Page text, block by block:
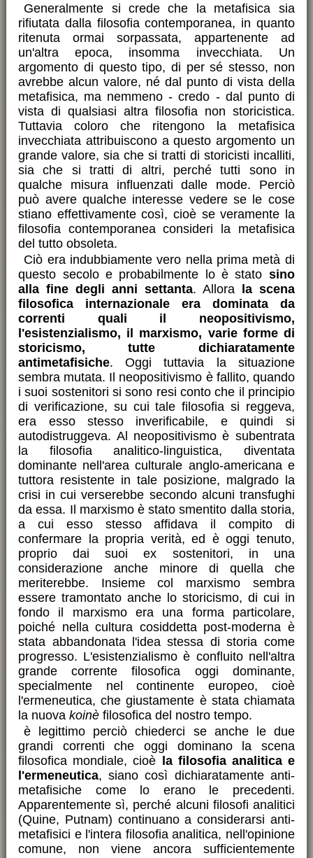
Generalmente si crede che la metafisica sia
rifiutata dalla filosofia contemporanea, in quanto
ritenuta ormai sorpassata, appartenente ad
un'altra epoca, insomma invecchiata. Un
argomento di questo tipo, di per sé stesso, non
avrebbe alcun valore, né dal punto di vista della
metafisica, ma nemmeno - credo - dal punto di
vista di qualsiasi altra filosofia non storicistica.
Tuttavia coloro che ritengono la metafisica
invecchiata attribuiscono a questo argomento un
grande valore, sia che si tratti di storicisti incalliti,
sia che si tratti di altri, perché tutti sono in
qualche misura influenzati dalle mode. Perciò
può avere qualche interesse vedere se le cose
stiano effettivamente così, cioè se veramente la
filosofia contemporanea consideri la metafisica
del tutto obsoleta.
Ciò era indubbiamente vero nella prima metà di
questo secolo e probabilmente lo è stato sino
alla fine degli anni settanta. Allora la scena
filosofica internazionale era dominata da
correnti quali il neopositivismo,
l'esistenzialismo, il marxismo, varie forme di
storicismo, tutte dichiaratamente
antimetafisiche. Oggi tuttavia la situazione
sembra mutata. Il neopositivismo è fallito, quando
i suoi sostenitori si sono resi conto che il principio
di verificazione, su cui tale filosofia si reggeva,
era esso stesso inverificabile, e quindi si
autodistruggeva. Al neopositivismo è subentrata
la filosofia analitico-linguistica, diventata
dominante nell'area culturale anglo-americana e
tuttora resistente in tale posizione, malgrado la
crisi in cui verserebbe secondo alcuni transfughi
da essa. Il marxismo è stato smentito dalla storia,
a cui esso stesso affidava il compito di
confermare la propria verità, ed è oggi tenuto,
proprio dai suoi ex sostenitori, in una
considerazione anche minore di quella che
meriterebbe. Insieme col marxismo sembra
essere tramontato anche lo storicismo, di cui in
fondo il marxismo era una forma particolare,
poiché nella cultura cosiddetta post-moderna è
stata abbandonata l'idea stessa di storia come
progresso. L'esistenzialismo è confluito nell'altra
grande corrente filosofica oggi dominante,
specialmente nel continente europeo, cioè
l'ermeneutica, che giustamente è stata chiamata
la nuovakoinè filosofica del nostro tempo.
è legittimo perciò chiederci se anche le due
grandi correnti che oggi dominano la scena
filosofica mondiale, cioè la filosofia analitica e
l'ermeneutica, siano così dichiaratamente anti-
metafisiche come lo erano le precedenti.
Apparentemente sì, perché alcuni filosofi analitici
(Quine, Putnam) continuano a considerarsi anti-
metafisici e l'intera filosofia analitica, nell'opinione
comune, non viene ancora sufficientemente